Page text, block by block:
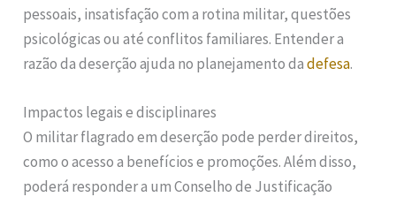
pessoais, insatisfação com a rotina militar, questões
psicológicas ou até conflitos familiares. Entender a
razão da deserção ajuda no planejamento dadefesa.
Impactos legais e disciplinares
O militar flagrado em deserção pode perder direitos,
como o acesso a benefícios e promoções. Além disso,
poderá responder a um Conselho de Justificação